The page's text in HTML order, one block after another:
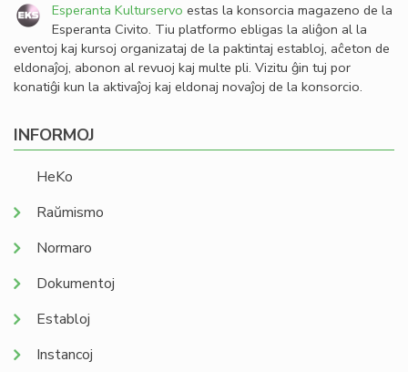
Esperanta Kulturservo estas la konsorcia magazeno de la
Esperanta Civito. Tiu platformo ebligas la aliĝon al la
eventoj kaj kursoj organizataj de la paktintaj establoj, aĉeton de
eldonaĵoj, abonon al revuoj kaj multe pli. Vizitu ĝin tuj por
konatiĝi kun la aktivaĵoj kaj eldonaj novaĵoj de la konsorcio.
INFORMOJ
HeKo
Raŭmismo
Normaro
Dokumentoj
Establoj
Instancoj